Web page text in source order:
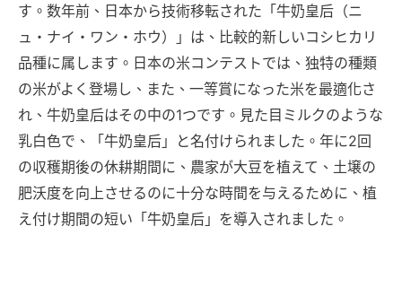
す。数年前、日本から技術移転された「牛奶皇后（ニ
ュ・ナイ・ワン・ホウ）」は、比較的新しいコシヒカリ
品種に属します。日本の米コンテストでは、独特の種類
の米がよく登場し、また、一等賞になった米を最適化さ
れ、牛奶皇后はその中の1つです。見た目ミルクのような
乳白色で、「牛奶皇后」と名付けられました。年に2回
の収穫期後の休耕期間に、農家が大豆を植えて、土壌の
肥沃度を向上させるのに十分な時間を与えるために、植
え付け期間の短い「牛奶皇后」を導入されました。